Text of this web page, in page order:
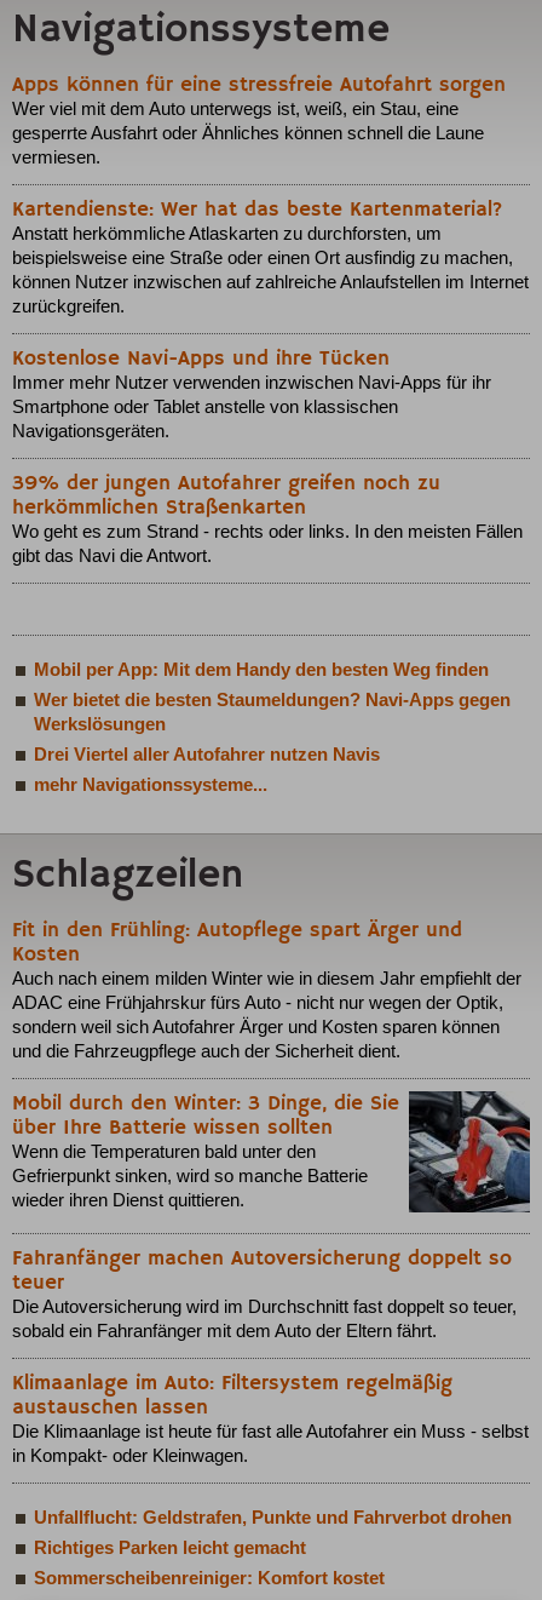
Navigationssysteme
Apps können für eine stressfreie Autofahrt sorgen
Wer viel mit dem Auto unterwegs ist, weiß, ein Stau, eine
gesperrte Ausfahrt oder Ähnliches können schnell die Laune
vermiesen.
Kartendienste: Wer hat das beste Kartenmaterial?
Anstatt herkömmliche Atlaskarten zu durchforsten, um
beispielsweise eine Straße oder einen Ort ausfindig zu machen,
können Nutzer inzwischen auf zahlreiche Anlaufstellen im Internet
zurückgreifen.
Kostenlose Navi-Apps und ihre Tücken
Immer mehr Nutzer verwenden inzwischen Navi-Apps für ihr
Smartphone oder Tablet anstelle von klassischen
Navigationsgeräten.
39% der jungen Autofahrer greifen noch zu
herkömmlichen Straßenkarten
Wo geht es zum Strand - rechts oder links. In den meisten Fällen
gibt das Navi die Antwort.
Mobil per App: Mit dem Handy den besten Weg finden
Wer bietet die besten Staumeldungen? Navi-Apps gegen
Werkslösungen
Drei Viertel aller Autofahrer nutzen Navis
mehr Navigationssysteme...
Schlagzeilen
Fit in den Frühling: Autopflege spart Ärger und
Kosten
Auch nach einem milden Winter wie in diesem Jahr empfiehlt der
ADAC eine Frühjahrskur fürs Auto - nicht nur wegen der Optik,
sondern weil sich Autofahrer Ärger und Kosten sparen können
und die Fahrzeugpflege auch der Sicherheit dient.
Mobil durch den Winter: 3 Dinge, die Sie
über Ihre Batterie wissen sollten
Wenn die Temperaturen bald unter den
Gefrierpunkt sinken, wird so manche Batterie
wieder ihren Dienst quittieren.
Fahranfänger machen Autoversicherung doppelt so
teuer
Die Autoversicherung wird im Durchschnitt fast doppelt so teuer,
sobald ein Fahranfänger mit dem Auto der Eltern fährt.
Klimaanlage im Auto: Filtersystem regelmäßig
austauschen lassen
Die Klimaanlage ist heute für fast alle Autofahrer ein Muss - selbst
in Kompakt- oder Kleinwagen.
Unfallflucht: Geldstrafen, Punkte und Fahrverbot drohen
Richtiges Parken leicht gemacht
Sommerscheibenreiniger: Komfort kostet